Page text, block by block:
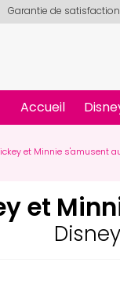
Garantie de satisfaction
Accueil
et Minnie s'amusent
et